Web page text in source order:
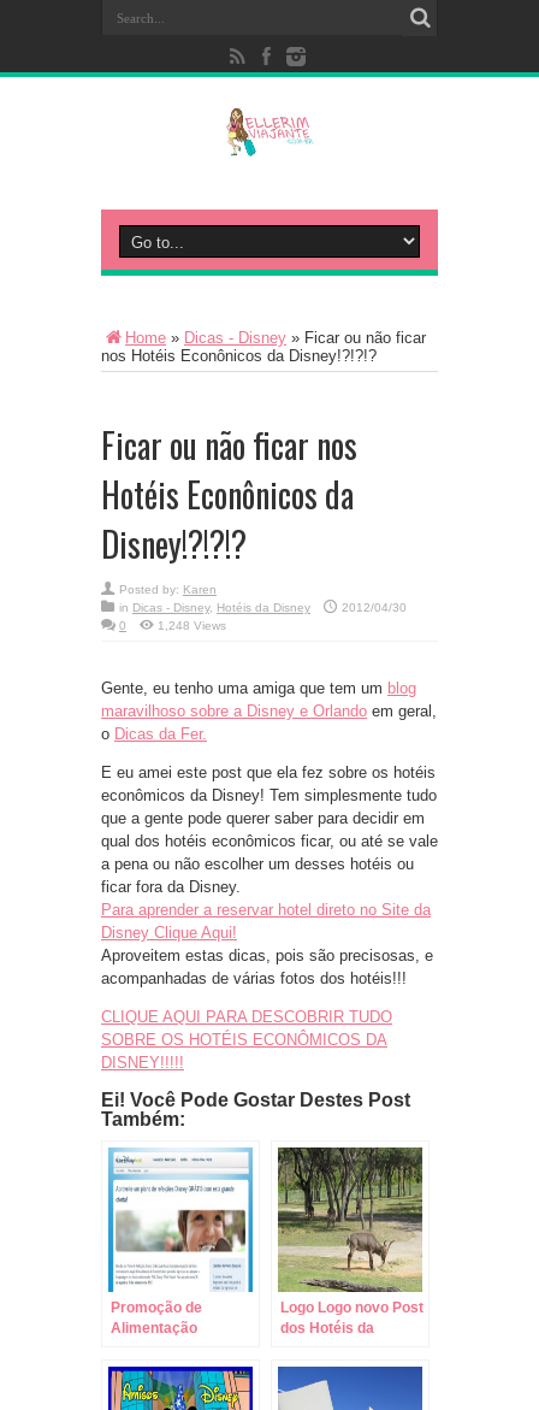
Home » Dicas - Disney » Ficar ou não ficar
nos Hotéis Econônicos da Disney!?!?!?
Ficar ou não ficar nos
Hotéis Econônicos da
Disney!?!?!?
Posted by: Karen
in Dicas - Disney, Hotéis da Disney
2012/04/30
0
1,248 Views
Gente, eu tenho uma amiga que tem um blog
maravilhoso sobre a Disney e Orlando em geral,
o Dicas da Fer.
E eu amei este post que ela fez sobre os hotéis
econômicos da Disney! Tem simplesmente tudo
que a gente pode querer saber para decidir em
qual dos hotéis econômicos ficar, ou até se vale
a pena ou não escolher um desses hotéis ou
ficar fora da Disney.
Para aprender a reservar hotel direto no Site da
Disney Clique Aqui!
Aproveitem estas dicas, pois são precisosas, e
acompanhadas de várias fotos dos hotéis!!!
CLIQUE AQUI PARA DESCOBRIR TUDO
SOBRE OS HOTÉIS ECONÔMICOS DA
DISNEY!!!!!
Ei! Você Pode Gostar Destes Post
Também:
Promoção de
Alimentação
Disney 2014
Logo Logo novo Post
dos Hotéis da